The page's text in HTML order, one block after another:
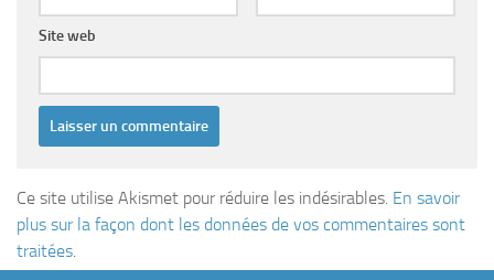
Site web
Ce site utilise Akismet pour réduire les indésirables. En savoir
plus sur la façon dont les données de vos commentaires sont
traitées.